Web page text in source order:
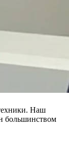
Наш
большинством